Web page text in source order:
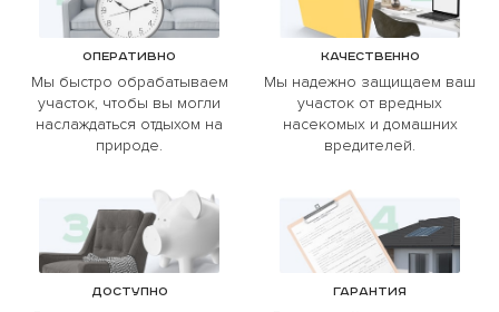
Оперативно
Мы быстро обрабатываем
участок, чтобы вы могли
наслаждаться отдыхом на
природе.
Качественно
Мы надежно защищаем ваш
участок от вредных
насекомых и домашних
вредителей.
Доступно Гарантия